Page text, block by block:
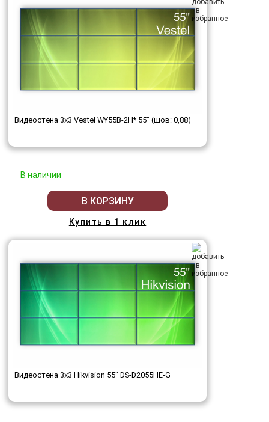
Видеостена 3x3 Vestel WY55B-2H* 55" (шов: 0,88)
В наличии
В КОРЗИНУ
Купить в 1 клик
Видеостена 3x3 Hikvision 55" DS-D2055HE-G